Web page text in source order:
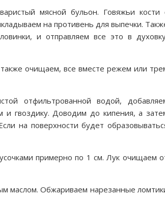
мясной бульон. Говяжьи кости
на противень для выпечки.
и отправляем все это в
очищаем, все вместе режем или
отфильтрованной водой,
гвоздику. Доводим до кипения, а
на поверхности будет
примерно по 1 см. Лук очищаем
маслом. Обжариваем нарезанные